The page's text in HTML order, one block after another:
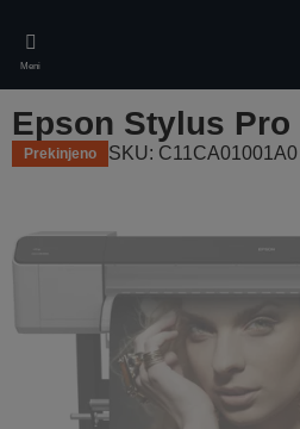
main
content
Meni
Epson Stylus Pro
Prekinjeno SKU: C11CA01001A0